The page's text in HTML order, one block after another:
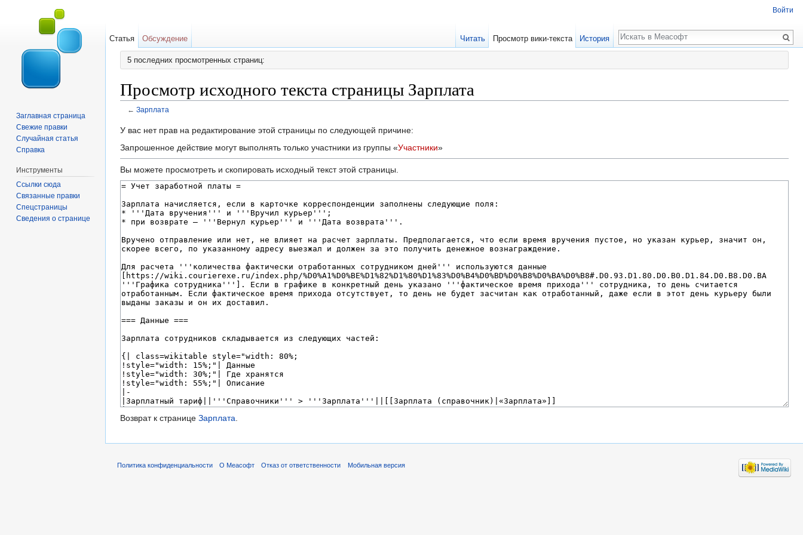
5 последних просмотренных страниц:
Просмотр исходного текста страницы Зарплата
← Зарплата
У вас нет прав на редактирование этой страницы по следующей причине:
Запрошенное действие могут выполнять только участники из группы «Участники»
Вы можете просмотреть и скопировать исходный текст этой страницы.
Возврат к странице Зарплата
Войти
Статья Обсуждение Читать Просмотр вики-текста История
Поиск
Заглавная страница
Свежие правки
Случайная статья
Справка
Инструменты
Ссылки сюда
Связанные правки
Спецстраницы
Сведения о странице
Политика конфиденциальности О Меасофт Отказ от ответственности Мобильная версия